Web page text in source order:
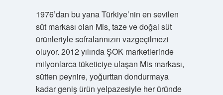
1976’dan bu yana Türkiye’nin en sevilen
süt markası olan Mis, taze ve doğal süt
ürünleriyle sofralarınızın vazgeçilmezi
oluyor. 2012 yılında ŞOK marketlerinde
milyonlarca tüketiciye ulaşan Mis markası,
sütten peynire, yoğurttan dondurmaya
kadar geniş ürün yelpazesiyle her üründe